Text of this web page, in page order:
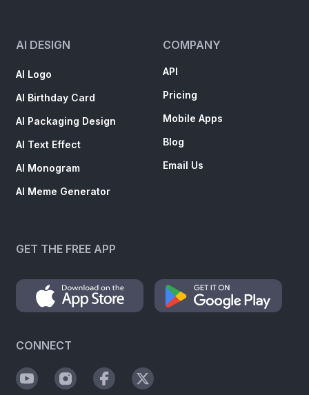
AI DESIGN
AI Logo
AI Birthday Card
AI Packaging Design
AI Text Effect
AI Monogram
AI Meme Generator
COMPANY
API
Pricing
Mobile Apps
Blog
Email Us
GET THE FREE APP
CONNECT